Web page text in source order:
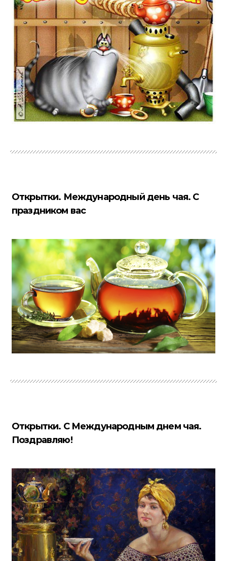
Открытки. Международный день чая. С
праздником вас
Открытки. С Международным днем чая.
Поздравляю!